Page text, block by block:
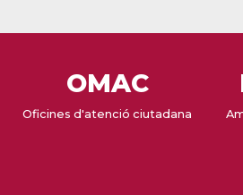
OMAC
Oficines d'atenció ciutadana